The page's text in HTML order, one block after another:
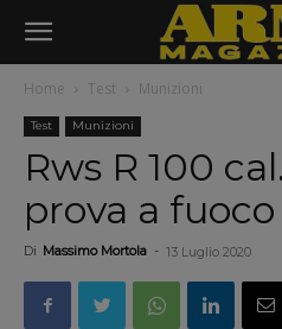
Home Test Munizioni
Test Munizioni
Rws R 100
prova a fuoco
Di Massimo Mortola - 13 Luglio 2020